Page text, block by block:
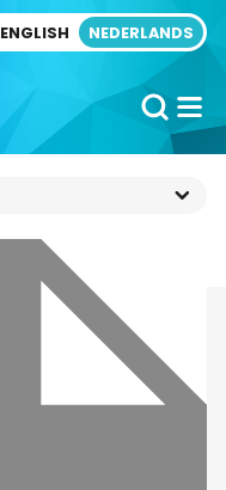
ENGLISH NEDERLANDS